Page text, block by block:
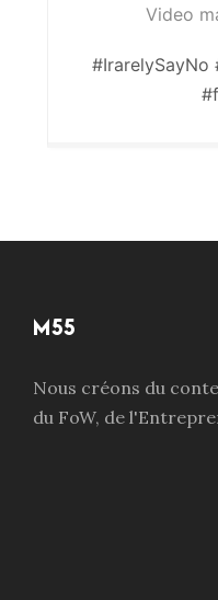
Video
#IrarelySayNo
M55
Nous créons du
du FoW, de